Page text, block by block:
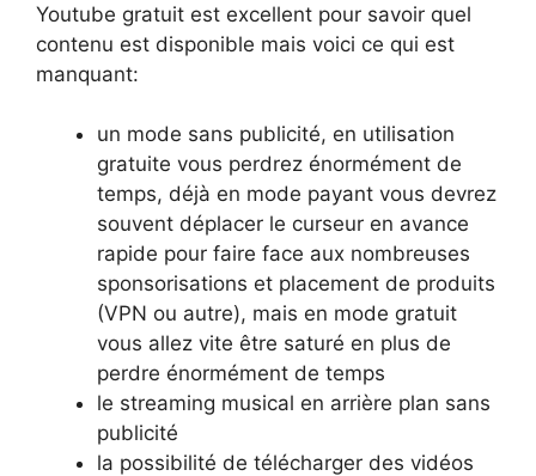
Youtube gratuit est excellent pour savoir quel
contenu est disponible mais voici ce qui est
manquant:
un mode sans publicité, en utilisation
gratuite vous perdrez énormément de
temps, déjà en mode payant vous devrez
souvent déplacer le curseur en avance
rapide pour faire face aux nombreuses
sponsorisations et placement de produits
(VPN ou autre), mais en mode gratuit
vous allez vite être saturé en plus de
perdre énormément de temps
le streaming musical en arrière plan sans
publicité
la possibilité de télécharger des vidéos